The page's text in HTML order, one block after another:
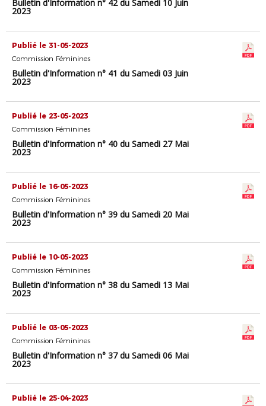
Bulletin d'Information n° 42 du Samedi 10 Juin
2023
Publié le 31-05-2023
Commission Féminines
Bulletin d'Information n° 41 du Samedi 03 Juin
2023
Publié le 23-05-2023
Commission Féminines
Bulletin d'Information n° 40 du Samedi 27 Mai
2023
Publié le 16-05-2023
Commission Féminines
Bulletin d'Information n° 39 du Samedi 20 Mai
2023
Publié le 10-05-2023
Commission Féminines
Bulletin d'Information n° 38 du Samedi 13 Mai
2023
Publié le 03-05-2023
Commission Féminines
Bulletin d'Information n° 37 du Samedi 06 Mai
2023
Publié le 25-04-2023